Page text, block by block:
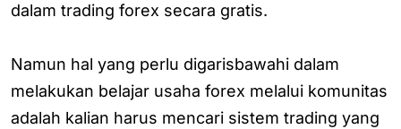
dalam trading forex secara gratis.
Namun hal yang perlu digarisbawahi dalam
melakukan belajar usaha forex melalui komunitas
adalah kalian harus mencari sistem trading yang